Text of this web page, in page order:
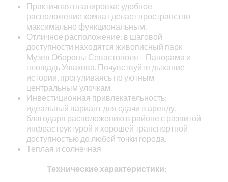
Практичная планировка: удобное
расположение комнат делает пространство
максимально функциональным.
Отличное расположение: в шаговой
доступности находятся живописный парк
Музея Обороны Севастополя – Панорама и
площадь Ушакова. Почувствуйте дыхание
истории, прогуливаясь по уютным
центральным улочкам.
Инвестиционная привлекательность:
идеальный вариант для сдачи в аренду,
благодаря расположению в районе с развитой
инфраструктурой и хорошей транспортной
доступностью до любой точки города.
Теплая и солнечная
Технические характеристики: